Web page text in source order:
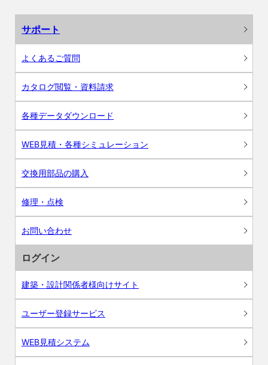
サポート
よくあるご質問
カタログ閲覧・資料請求
各種データダウンロード
WEB見積・各種シミュレーション
交換用部品の購入
修理・点検
お問い合わせ
ログイン
建築・設計関係者様向けサイト
ユーザー登録サービス
WEB見積システム